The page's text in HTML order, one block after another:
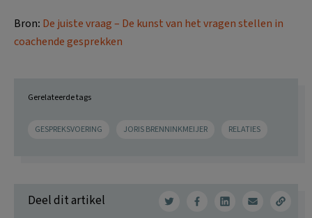
Bron: De juiste vraag – De kunst van het vragen stellen in
coachende gesprekken
Gerelateerde tags
GESPREKSVOERING JORIS BRENNINKMEIJER RELATIES
Deel dit artikel